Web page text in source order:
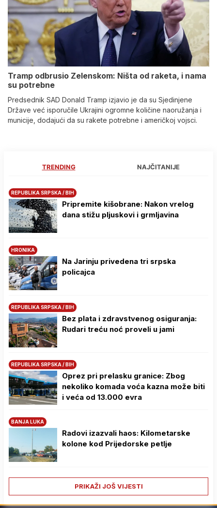
Tramp odbrusio Zelenskom: Ništa od raketa, i nama
su potrebne
Predsednik SAD Donald Tramp izjavio je da su Sjedinjene
Države već isporučile Ukrajini ogromne količine naoružanja i
municije, dodajući da su rakete potrebne i američkoj vojsci.
TRENDING NAJČITANIJE
REPUBLIKA SRPSKA / BIH
Pripremite kišobrane: Nakon vrelog
dana stižu pljuskovi i grmljavina
HRONIKA
Na Јarinju privedena tri srpska
policajca
REPUBLIKA SRPSKA / BIH
Bez plata i zdravstvenog osiguranja:
Rudari treću noć proveli u jami
REPUBLIKA SRPSKA / BIH
Oprez pri prelasku granice: Zbog
nekoliko komada voća kazna može biti
i veća od 13.000 evra
BANJA LUKA
Radovi izazvali haos: Kilometarske
kolone kod Prijedorske petlje
PRIKAŽI JOŠ VIJESTI